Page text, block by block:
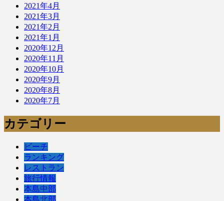
2021年4月
2021年3月
2021年2月
2021年1月
2020年12月
2020年11月
2020年10月
2020年9月
2020年8月
2020年7月
カテゴリー
ビーチ
ランキング
レストラン
旅行情報
本島中部